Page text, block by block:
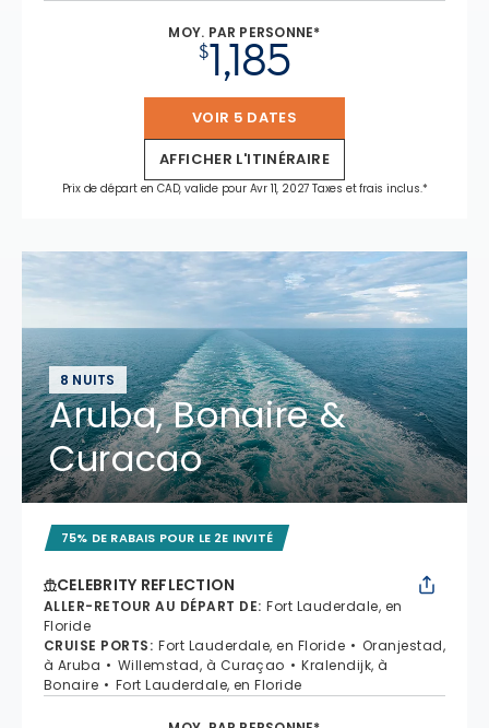
MOY. PAR PERSONNE*
$1,185
VOIR 5 DATES
AFFICHER L'ITINÉRAIRE
Prix de départ en CAD, valide pour Avr 11, 2027 Taxes et frais inclus.*
8 NUITS
Aruba, Bonaire &
Curacao
75% DE RABAIS POUR LE 2E INVITÉ
CELEBRITY REFLECTION
ALLER-RETOUR AU DÉPART DE: Fort Lauderdale, en
Floride
CRUISE PORTS: Fort Lauderdale, en Floride
Oranjestad,
à Aruba
Willemstad, à Curaçao
Kralendijk, à
Bonaire
Fort Lauderdale, en Floride